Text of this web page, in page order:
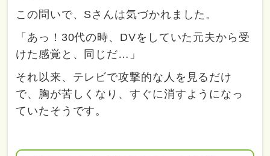
この問いで、Sさんは気づかれました。
「あっ！30代の時、DVをしていた元夫から受
けた感覚と、同じだ…」
それ以来、テレビで攻撃的な人を見るだけ
で、胸が苦しくなり、すぐに消すようになっ
ていたそうです。